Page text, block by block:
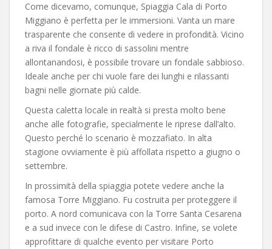
Come dicevamo, comunque, Spiaggia Cala di Porto
Miggiano è perfetta per le immersioni. Vanta un mare
trasparente che consente di vedere in profondità. Vicino
a riva il fondale è ricco di sassolini mentre
allontanandosi, è possibile trovare un fondale sabbioso.
Ideale anche per chi vuole fare dei lunghi e rilassanti
bagni nelle giornate più calde.
Questa caletta locale in realtà si presta molto bene
anche alle fotografie, specialmente le riprese dall’alto.
Questo perché lo scenario è mozzafiato. In alta
stagione ovviamente è più affollata rispetto a giugno o
settembre.
In prossimità della spiaggia potete vedere anche la
famosa Torre Miggiano. Fu costruita per proteggere il
porto. A nord comunicava con la Torre Santa Cesarena
e a sud invece con le difese di Castro. Infine, se volete
approfittare di qualche evento per visitare Porto